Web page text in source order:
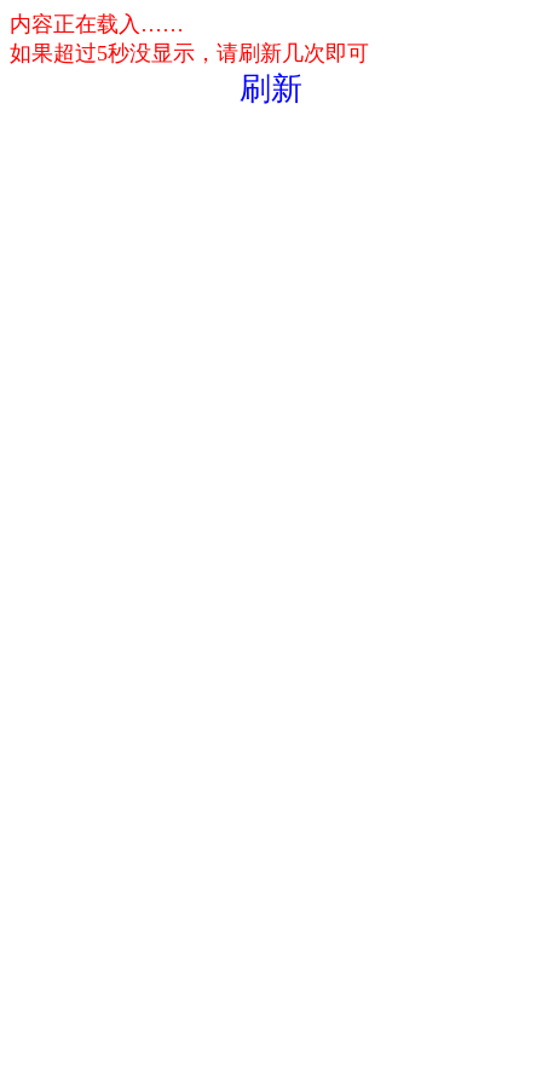
内容正在载入……
如果超过5秒没显示，请刷新几次即可
刷新